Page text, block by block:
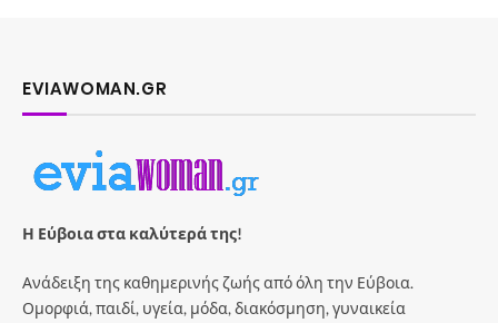
EVIAWOMAN.GR
Η Εύβοια στα καλύτερά της!
Ανάδειξη της καθημερινής ζωής από όλη την Εύβοια.
Ομορφιά, παιδί, υγεία, μόδα, διακόσμηση, γυναικεία